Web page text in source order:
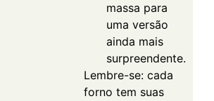
massa para
uma versão
ainda mais
surpreendente.
Lembre-se: cada
forno tem suas